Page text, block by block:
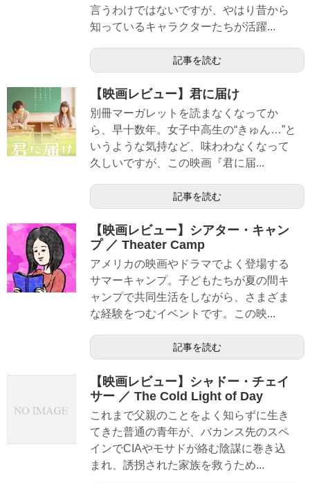
言うわけではないですが、やはり昔から
知っているキャラクターたちが活躍...
記事を読む
【映画レビュー】君に届け
別冊マーガレットを読まなくなってか
ら、早十数年。女子中高生の“きゅん…”と
いうような気持など、味わわなくなって
久しいですが、この映画『君に届...
記事を読む
【映画レビュー】シアター・キャン
プ ／ Theater Camp
アメリカの映画やドラマでよく登場する
サマーキャンプ。子どもたちが夏の間キ
ャンプで共同生活をしながら、さまざま
な経験をつむイベントです。この映...
記事を読む
【映画レビュー】シャドー・チェイ
サー ／ The Cold Light of Day
これまで父親のことをよく知らずに生き
てきた普通の青年が、バカンス先のスペ
インでCIAやモサドが絡む陰謀に巻き込
まれ、誘拐された家族を救うため...